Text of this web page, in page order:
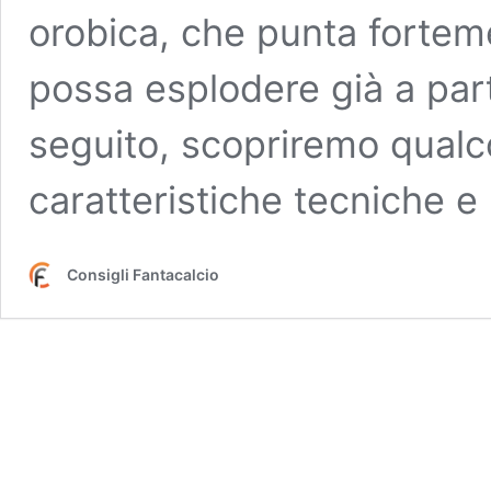
orobica, che punta
possa esplodere già a
seguito, scopriremo
caratteristiche tecniche
Consigli Fantacalcio